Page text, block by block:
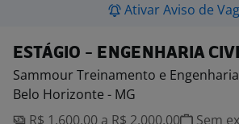
Ativar Aviso de
ESTÁGIO - ENGENHARIA
Sammour Treinamento e Engenharia
Belo Horizonte - MG
R$ 1.600,00 a R$ 2.000,00
Sem